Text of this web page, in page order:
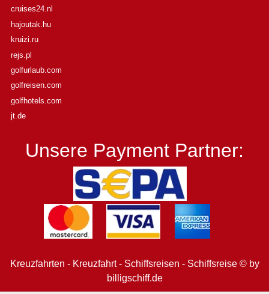
cruises24.nl
hajoutak.hu
kruizi.ru
rejs.pl
golfurlaub.com
golfreisen.com
golfhotels.com
jt.de
Unsere Payment Partner:
Kreuzfahrten - Kreuzfahrt - Schiffsreisen - Schiffsreise © by
billigschiff.de